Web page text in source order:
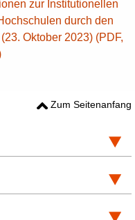
zur Institutionellen
durch den
Oktober 2023) (PDF,
Zum Seitenanfang